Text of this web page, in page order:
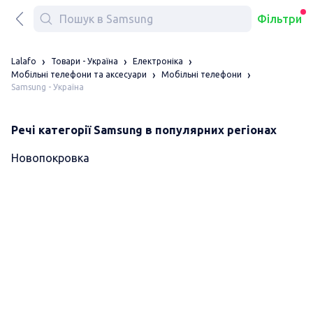
Фільтри
Lalafo Товари - Україна
Електроніка
Мобільні телефони та аксесуари
Мобільні телефони
Samsung - Україна
Речі категорії Samsung в популярних регіонах
Новопокровка